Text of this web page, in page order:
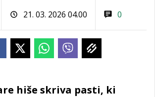
21. 03. 2026 04.00 0
hiše skriva pasti, ki